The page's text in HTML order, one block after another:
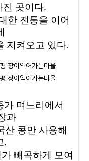
진 곳이다.
한 전통을 이어
지켜오고 있다.
가 며느리에서
과
산 콩만 사용해
.
빼곡하게 모여